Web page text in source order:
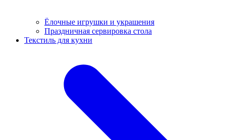
Ёлочные игрушки и украшения
Праздничная сервировка стола
Текстиль для кухни